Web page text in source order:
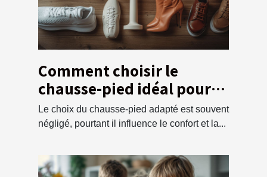
Comment choisir le
chausse-pied idéal pour
chaque type de chaussure
Le choix du chausse-pied adapté est souvent
négligé, pourtant il influence le confort et la...